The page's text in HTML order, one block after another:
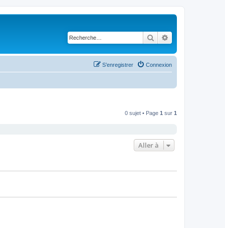
Rechercher
Connexion
S’enregistrer
0 sujet • Page 1 sur 1
Aller à